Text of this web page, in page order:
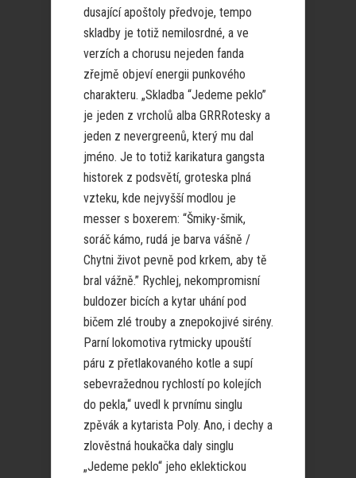
dusající apoštoly předvoje, tempo
skladby je totiž nemilosrdné, a ve
verzích a chorusu nejeden fanda
zřejmě objeví energii punkového
charakteru. „Skladba “Jedeme peklo”
je jeden z vrcholů alba GRRRotesky a
jeden z nevergreenů, který mu dal
jméno. Je to totiž karikatura gangsta
historek z podsvětí, groteska plná
vzteku, kde nejvyšší modlou je
messer s boxerem: “Šmiky-šmik,
soráč kámo, rudá je barva vášně /
Chytni život pevně pod krkem, aby tě
bral vážně.” Rychlej, nekompromisní
buldozer bicích a kytar uhání pod
bičem zlé trouby a znepokojivé sirény.
Parní lokomotiva rytmicky upouští
páru z přetlakovaného kotle a supí
sebevražednou rychlostí po kolejích
do pekla,“ uvedl k prvnímu singlu
zpěvák a kytarista Poly. Ano, i dechy a
zlověstná houkačka daly singlu
„Jedeme peklo“ jeho eklektickou